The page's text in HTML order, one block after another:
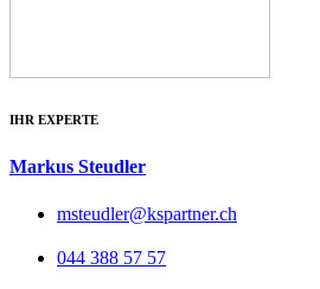
IHR EXPERTE
Markus Steudler
msteudler@kspartner.ch
044 388 57 57